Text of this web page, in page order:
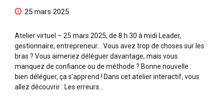
25 mars 2025
Atelier virtuel – 25 mars 2025, de 8 h 30 à midi Leader,
gestionnaire, entrepreneur… Vous avez trop de choses sur les
bras ? Vous aimeriez déléguer davantage, mais vous
manquez de confiance ou de méthode ? Bonne nouvelle :
bien déléguer, ça s’apprend ! Dans cet atelier interactif, vous
allez découvrir : Les erreurs...